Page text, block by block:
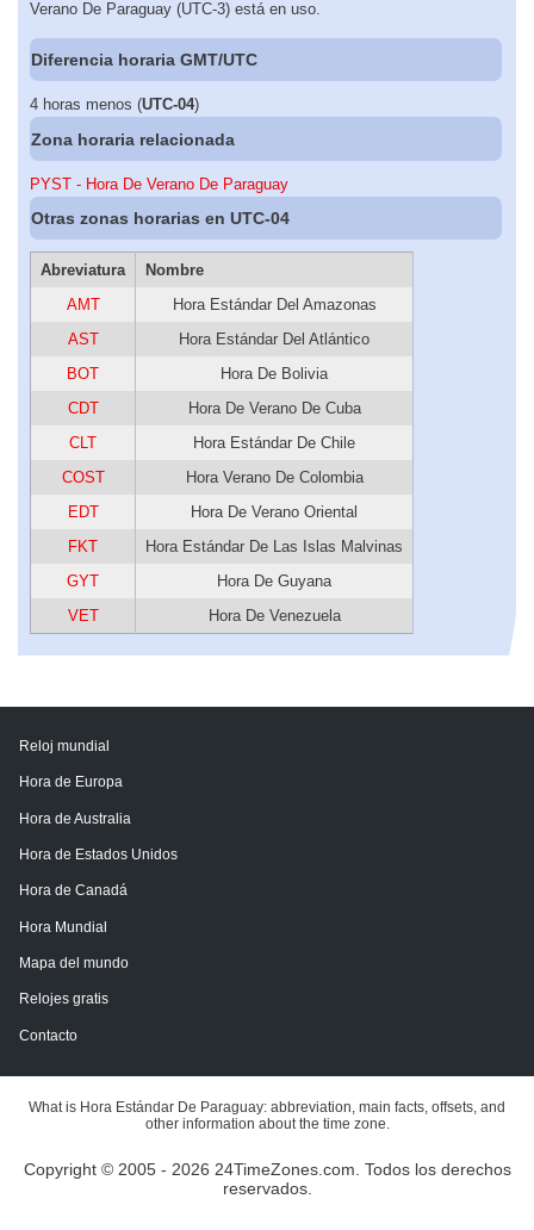
Verano De Paraguay (UTC-3) está en uso.
Diferencia horaria GMT/UTC
4 horas menos (UTC-04)
Zona horaria relacionada
PYST - Hora De Verano De Paraguay
Otras zonas horarias en UTC-04
Abreviatura
Nombre
AMT
Hora Estándar Del Amazonas
AST
Hora Estándar Del Atlántico
BOT
Hora De Bolivia
CDT
Hora De Verano De Cuba
CLT
Hora Estándar De Chile
COST
Hora Verano De Colombia
EDT
Hora De Verano Oriental
FKT
Hora Estándar De Las Islas Malvinas
GYT
Hora De Guyana
VET
Hora De Venezuela
Reloj mundial
Hora de Europa
Hora de Australia
Hora de Estados Unidos
Hora de Canadá
Hora Mundial
Mapa del mundo
Relojes gratis
Contacto
What is Hora Estándar De Paraguay: abbreviation, main facts, offsets, and
other information about the time zone.
Copyright © 2005 - 2026 24TimeZones.com. Todos los derechos
reservados.